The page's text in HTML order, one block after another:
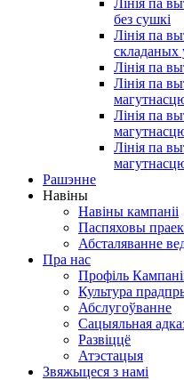
Лінія па
без сушкі
Лінія па
складаных
Лінія па
Лінія па
Лінія па
Лінія па
Рашэнне
Навіны
Навіны кампаніі
Паспяховы
Абсталяванне
Пра нас
Профіль
Культура
Абслугоўванне
Сацыяльная
Развіццё
Атэстацыя
Звяжыцеся з намі